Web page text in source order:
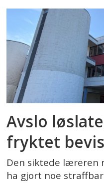
Avslo
fryktet
Den siktede læreren
ha gjort noe